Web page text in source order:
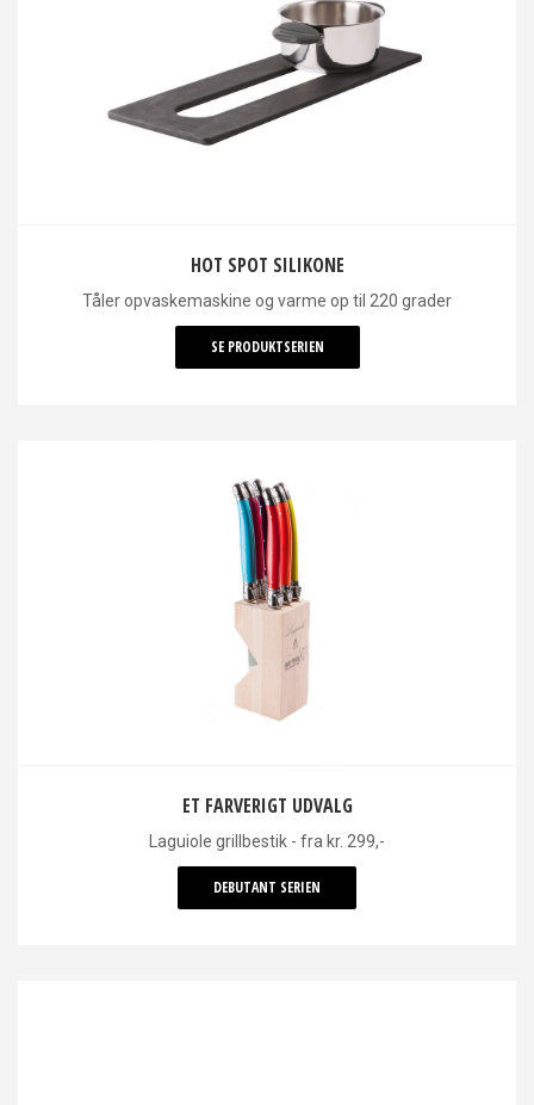
HOT SPOT SILIKONE
Tåler opvaskemaskine og varme op til 220 grader
SE PRODUKTSERIEN
ET FARVERIGT UDVALG
Laguiole grillbestik - fra kr. 299,-
DEBUTANT SERIEN